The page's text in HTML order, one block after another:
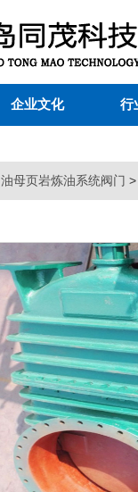
企业文化 行
油母页岩炼油系统阀门